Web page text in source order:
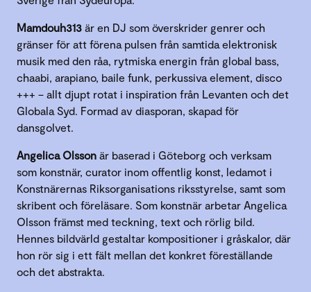
Mamdouh313 är en DJ som överskrider genrer och
gränser för att förena pulsen från samtida elektronisk
musik med den råa, rytmiska energin från global bass,
chaabi, arapiano, baile funk, perkussiva element, disco
+++ – allt djupt rotat i inspiration från Levanten och det
Globala Syd. Formad av diasporan, skapad för
dansgolvet.
Angelica Olsson är baserad i Göteborg och verksam
som konstnär, curator inom offentlig konst, ledamot i
Konstnärernas Riksorganisations riksstyrelse, samt som
skribent och föreläsare. Som konstnär arbetar Angelica
Olsson främst med teckning, text och rörlig bild.
Hennes bildvärld gestaltar kompositioner i gråskalor, där
hon rör sig i ett fält mellan det konkret föreställande
och det abstrakta.